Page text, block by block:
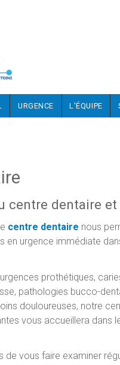
URGENCE L'ÉQUIPE
centre dentaire et
centre dentaire nous
en urgence immédiate
prothétiques,
pathologies bucco-
douloureuses, notre
vous accueillera dans
de vous faire examiner